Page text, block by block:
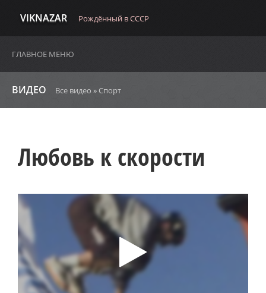
VIKNAZAR Рождённый в СССР
ГЛАВНОЕ МЕНЮ
ВИДЕО Все видео » Спорт
Любовь к скорости